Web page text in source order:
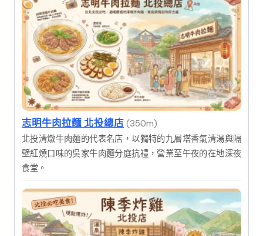
志明牛肉拉麵 北投總店 (350m)
北投清燉牛肉麵的代表名店，以獨特的九層塔香氣清湯與隔
壁紅燒口味的吳家牛肉麵分庭抗禮，營業至午夜的在地深夜
食堂。